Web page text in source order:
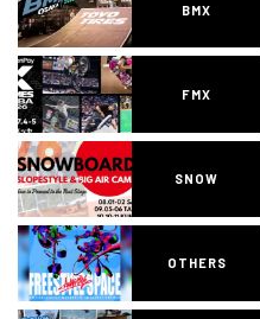
BMX
FMX
SNOW
OTHERS